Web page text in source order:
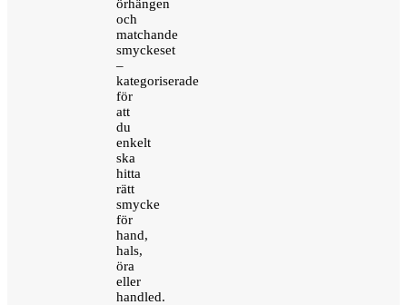
örhängen
och
matchande
smyckeset
–
kategoriserade
för
att
du
enkelt
ska
hitta
rätt
smycke
för
hand,
hals,
öra
eller
handled.